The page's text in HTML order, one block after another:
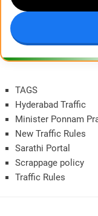
TAGS
Hyderabad Traffic
Minister Ponnam
New Traffic Rules
Sarathi Portal
Scrappage policy
Traffic Rules